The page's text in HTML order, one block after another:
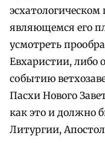
являющемся его
усмотреть
Евхаристии, либо
событию
Пасхи Нового
как это и должно
Литургии,